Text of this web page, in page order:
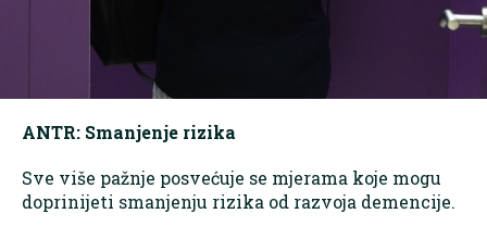
ANTR: Smanjenje rizika
Sve više pažnje posvećuje se mjerama koje mogu
doprinijeti smanjenju rizika od razvoja demencije.